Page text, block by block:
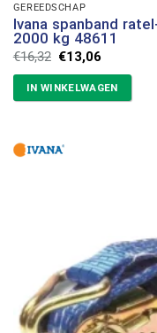
GEREEDSCHAP
Ivana spanband
2000 kg 48611
€16,32 Oorspronkelijke
prijs
was:
€16,32.
€13,06Huidige
is:
€13,06.
IN WINKELWAGEN